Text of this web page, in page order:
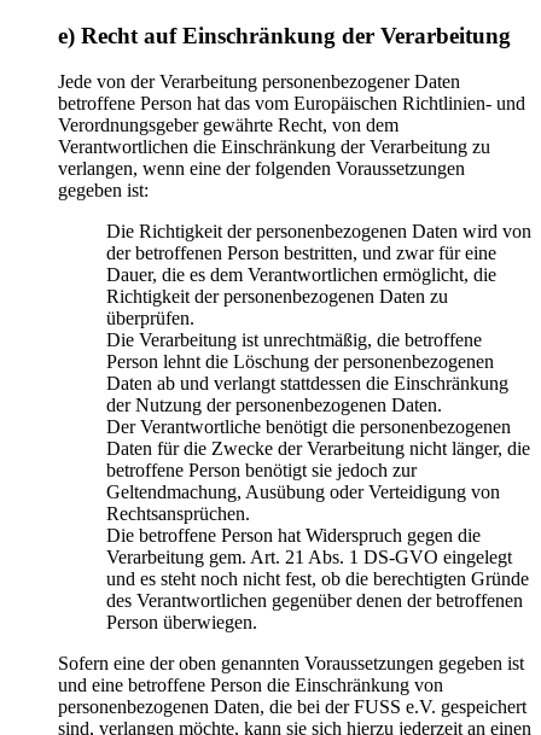
e) Recht auf Einschränkung der Verarbeitung
Jede von der Verarbeitung personenbezogener Daten
betroffene Person hat das vom Europäischen Richtlinien- und
Verordnungsgeber gewährte Recht, von dem
Verantwortlichen die Einschränkung der Verarbeitung zu
verlangen, wenn eine der folgenden Voraussetzungen
gegeben ist:
Die Richtigkeit der personenbezogenen Daten wird von
der betroffenen Person bestritten, und zwar für eine
Dauer, die es dem Verantwortlichen ermöglicht, die
Richtigkeit der personenbezogenen Daten zu
überprüfen.
Die Verarbeitung ist unrechtmäßig, die betroffene
Person lehnt die Löschung der personenbezogenen
Daten ab und verlangt stattdessen die Einschränkung
der Nutzung der personenbezogenen Daten.
Der Verantwortliche benötigt die personenbezogenen
Daten für die Zwecke der Verarbeitung nicht länger, die
betroffene Person benötigt sie jedoch zur
Geltendmachung, Ausübung oder Verteidigung von
Rechtsansprüchen.
Die betroffene Person hat Widerspruch gegen die
Verarbeitung gem. Art. 21 Abs. 1 DS-GVO eingelegt
und es steht noch nicht fest, ob die berechtigten Gründe
des Verantwortlichen gegenüber denen der betroffenen
Person überwiegen.
Sofern eine der oben genannten Voraussetzungen gegeben ist
und eine betroffene Person die Einschränkung von
personenbezogenen Daten, die bei der FUSS e.V. gespeichert
sind, verlangen möchte, kann sie sich hierzu jederzeit an einen